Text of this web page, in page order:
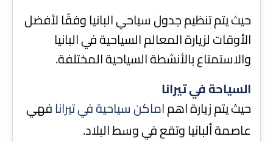
حيث يتم تنظيم جدول سياحي البانيا وفقًا لأفضل
الأوقات لزيارة المعالم السياحية في البانيا
والاستمتاع بالأنشطة السياحية المختلفة.
السياحة في تيرانا
حيث يتم زيارة اهماماكن سياحية في تيرانافهي
عاصمة ألبانيا وتقع في وسط البلاد.